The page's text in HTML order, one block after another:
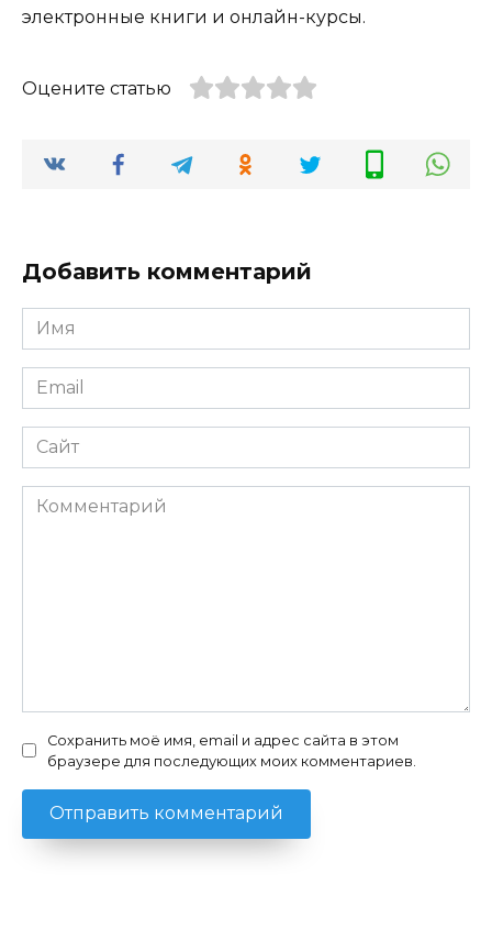
электронные книги и онлайн-курсы.
Оцените статью
Добавить комментарий
Имя
*
Email
*
Сайт
Комментарий
Сохранить моё имя, email и адрес сайта в этом
браузере для последующих моих комментариев.